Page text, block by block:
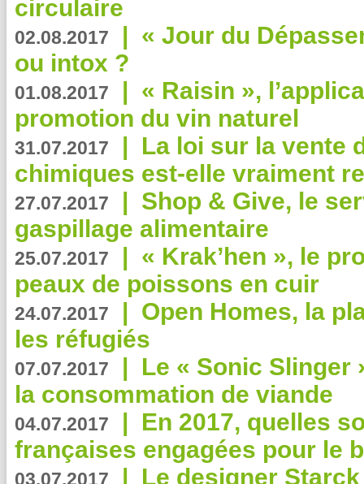
circulaire
02.08.2017 | « Jour du
ou intox ?
01.08.2017 | « Raisin »,
promotion du vin naturel
31.07.2017 | La loi sur la vente
chimiques est-elle vraiment
27.07.2017 | Shop & Give, le
gaspillage alimentaire
25.07.2017 | « Krak’hen », le
peaux de poissons en cuir
24.07.2017 | Open Homes, la
les réfugiés
07.07.2017 | Le « Sonic Slinger
la consommation de viande
04.07.2017 | En 2017, quelles
françaises engagées pour le
03.07.2017 | Le designer